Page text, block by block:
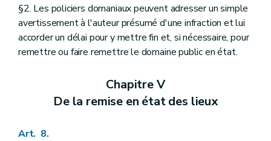
§2. Les policiers domaniaux peuvent adresser un simple
avertissement à l'auteur présumé d'une infraction et lui
accorder un délai pour y mettre fin et, si nécessaire, pour
remettre ou faire remettre le domaine public en état.
Chapitre V
De la remise en état des lieux
Art. 8.